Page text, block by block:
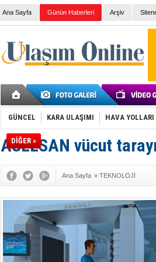
Ana Sayfa Günün Haberleri Arşiv
GÜNCEL KARA ULAŞIMI HAVA YOLLARI
DİĞER »
ASELSAN vücut
Ana Sayfa » TEKNOLOJİ